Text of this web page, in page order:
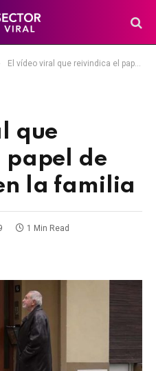
El vídeo viral que reivindica el papel de los abuelos en la familia
que
papel de
la familia
1 Min Read